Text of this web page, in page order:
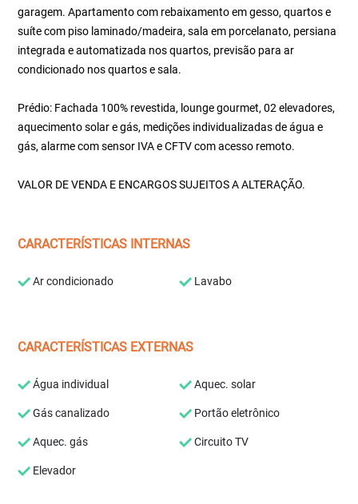
garagem. Apartamento com rebaixamento em gesso, quartos e
suíte com piso laminado/madeira, sala em porcelanato, persiana
integrada e automatizada nos quartos, previsão para ar
condicionado nos quartos e sala.
Prédio: Fachada 100% revestida, lounge gourmet, 02 elevadores,
aquecimento solar e gás, medições individualizadas de água e
gás, alarme com sensor IVA e CFTV com acesso remoto.
VALOR DE VENDA E ENCARGOS SUJEITOS A ALTERAÇÃO.
CARACTERÍSTICAS INTERNAS
Ar condicionado Lavabo
CARACTERÍSTICAS EXTERNAS
Água individual Aquec. solar
Gás canalizado Portão eletrônico
Aquec. gás Circuito TV
Elevador